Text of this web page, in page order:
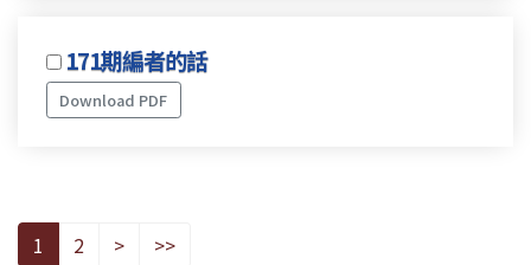
171期編者的話
Download PDF
1 2 > >>